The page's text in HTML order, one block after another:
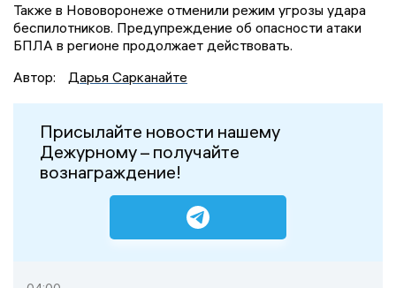
Также в Нововоронеже отменили режим угрозы удара
беспилотников. Предупреждение об опасности атаки
БПЛА в регионе продолжает действовать.
Автор:
Дарья Сарканайте
Присылайте новости нашему
Дежурному – получайте
вознаграждение!